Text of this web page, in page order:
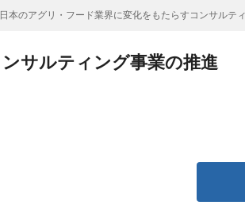
日本のアグリ・フード業界に変化をもたらすコンサルテ
サルティング事業の推進